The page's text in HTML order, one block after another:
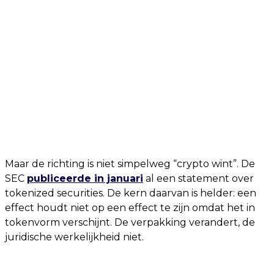
Maar de richting is niet simpelweg “crypto wint”. De
SEC publiceerde in januari al een statement over
tokenized securities. De kern daarvan is helder: een
effect houdt niet op een effect te zijn omdat het in
tokenvorm verschijnt. De verpakking verandert, de
juridische werkelijkheid niet.